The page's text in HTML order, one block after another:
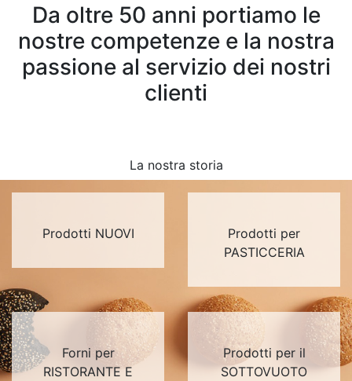
Da oltre 50 anni portiamo le
nostre competenze e la nostra
passione al servizio dei nostri
clienti
La nostra storia
Prodotti NUOVI
Prodotti per
PASTICCERIA
Forni per
RISTORANTE E
Prodotti per il
SOTTOVUOTO